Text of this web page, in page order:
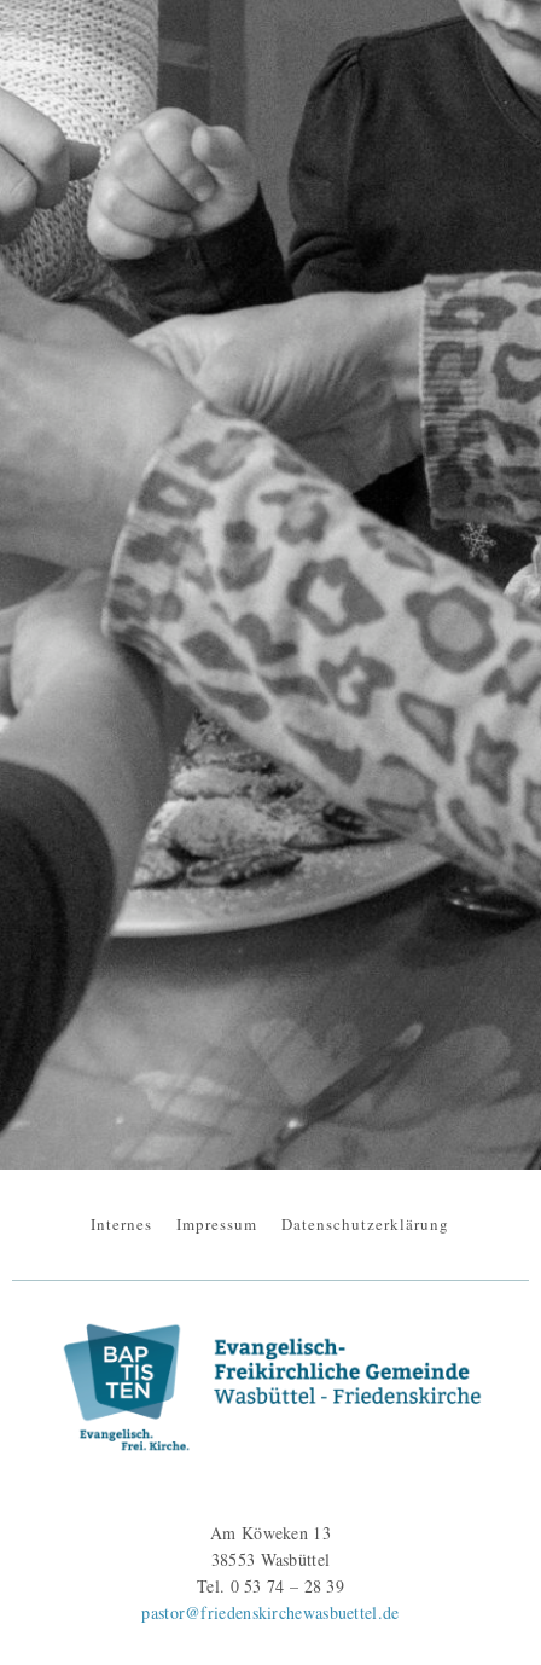
Internes Impressum Datenschutzerklärung
Am Köweken 13
38553 Wasbüttel
Tel. 0 53 74 – 28 39
pastor@friedenskirchewasbuettel.de